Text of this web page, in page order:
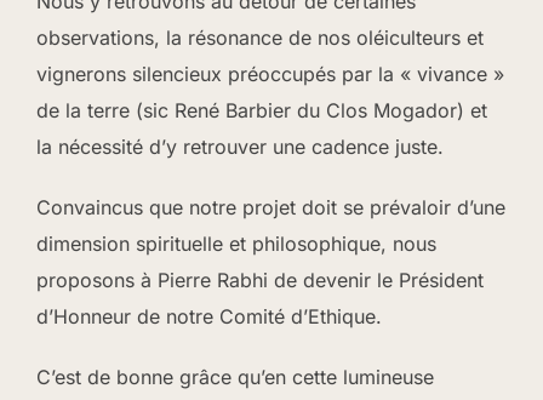
observations, la résonance de nos oléiculteurs et
vignerons silencieux préoccupés par la « vivance »
de la terre (sic René Barbier du Clos Mogador) et
la nécessité d’y retrouver une cadence juste.
Convaincus que notre projet doit se prévaloir d’une
dimension spirituelle et philosophique, nous
proposons à Pierre Rabhi de devenir le Président
d’Honneur de notre Comité d’Ethique.
C’est de bonne grâce qu’en cette lumineuse